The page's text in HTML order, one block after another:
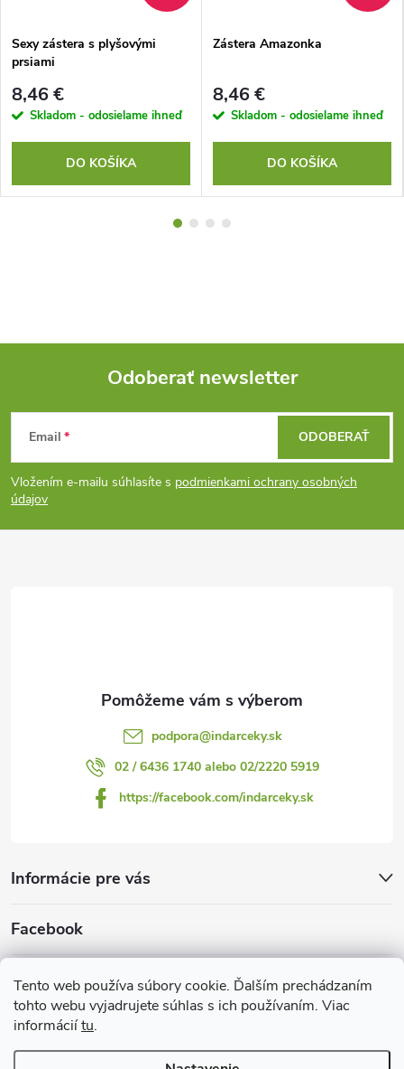
Tento web používa súbory cookie. Ďalším prechádzaním
tohto webu vyjadrujete súhlas s ich používaním. Viac
informáciítu.
Sexy zástera s plyšovými
prsiami
8,46 €
Skladom - odosielame ihneď
DO KOŠÍKA
Zástera Amazonka
8,46 €
Skladom - odosielame ihneď
DO KOŠÍKA
Z
á
p
Odoberať newsletter
Email
Vložením e-mailu súhlasíte s podmienkami ochrany osobných
údajov
ODOBERAŤ
podpora@indarceky.sk
02 / 6436 1740 alebo 02/2220 5919
https://facebook.com/indarceky.sk
Informácie pre vás
Facebook
Prijímame online platby